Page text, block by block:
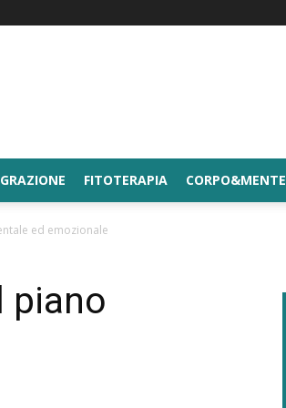
FITOTERAPIA CORPO&MENTE
ed emozionale
piano